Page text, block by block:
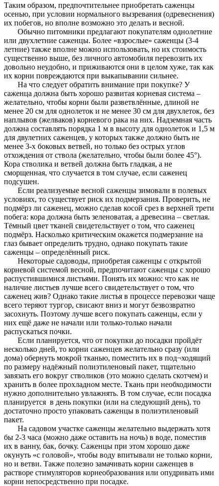
Таким образом, предпочтительнее приобретать саженцы
осенью, при условии нормального вызревания (одревеснения)
их побегов, но вполне возможно это делать и весной.
Обычно питомники предлагают покупателям однолетние
или двухлетние саженцы. Более «взрослые» саженцы (3-4
летние) также вполне можно использовать, но их стоимость
существенно выше, без личного автомобиля перевозить их
довольно неудобно, и приживаются они в целом хуже, так как
их корни повреждаются при выкапывании сильнее.
На что следует обратить внимание при покупке? У
саженца должна быть хорошо развитая корневая система –
желательно, чтобы корни были разветвлённые, длиной не
менее 20 см для однолеток и не менее 30 см для двухлеток, без
наплывов (желваков) корневого рака на них. Надземная часть
должна составлять порядка 1 м в высоту для однолеток и 1,5 м
для двулетних саженцев, у которых также должно быть не
менее 3-х боковых ветвей, но только без острых углов
отхождения от ствола (желательно, чтобы были более 45°).
Кора стволика и ветвей должна быть гладкая, а не
сморщенная, что случается в том случае, если саженец
подсушен.
Если реализуемые весной саженцы зимовали в полевых
условиях, то существует риск их подмерзания. Проверить, не
подмёрз ли саженец, можно сделав косой срез в верхней трети
побега: кора должна быть зеленоватая, а древесина – светлая.
Тёмный цвет тканей свидетельствует о том, что саженец
подмёрз. Насколько критическим окажется подмерзание на
глаз бывает определить трудно, однако покупать такие
саженцы – определённый риск.
Некоторые садоводы, приобретая саженцы с открытой
корневой системой весной, предпочитают саженцы с хорошо
распустившимися листьями. Понять их можно: что как не
наличие листьев лучше всего свидетельствует о том, что
саженец жив? Однако такие листья в процессе перевозки чаще
всего теряют тургор, свисают вниз и могут безвозвратно
засохнуть. Поэтому лучше всего покупать саженцы, если у
них ещё даже не начали или только-только начали
распускаться почки.
Если планируется, что от покупки до посадки пройдёт
несколько дней, то корни саженцев желательно сразу (или
дома) обернуть мокрой тканью, поместить их в под¬ходящий
по размеру надёжный полиэтиленовый пакет, тщательно
завязать его вокруг стволиков (это можно сделать скотчем) и
хранить в более прохладном месте. Ткань при необходимости
нужно дополнительно увлажнять. В том случае, если посадка
планируется в день покупки (или на следующий день), то
достаточно просто упаковать саженцы в полиэтиленовый
пакет.
На садовом участке саженцы желательно выдержать хотя
бы 2-3 часа (можно даже оставить на ночь) в воде, поместив
их в ванну, бак, бочку. Саженцы при этом хорошо даже
окунуть «с головой», чтобы воду впитывали не только корни,
но и ветви. Также полезно замачивать корни саженцев в
растворе стимуляторов корнеобразования или опудривать ими
корни непосредственно при посадке.